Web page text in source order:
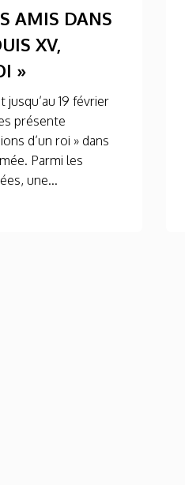
AMIS DANS
XV,
»
19 février
présente
d’un roi » dans
Parmi les
une...